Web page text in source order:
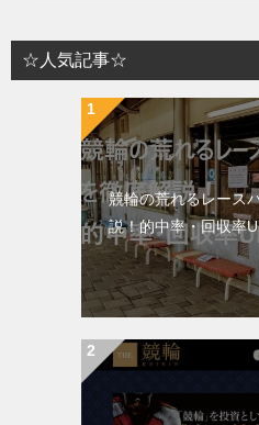
☆人気記事☆
競輪の荒れるレース
説！的中率・回収率